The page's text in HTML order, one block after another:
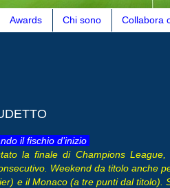
Awards Chi sono Collabora
il fischio d’inizio
la finale di Champions League,
Weekend da titolo anche
e il Monaco (a tre punti dal titolo).